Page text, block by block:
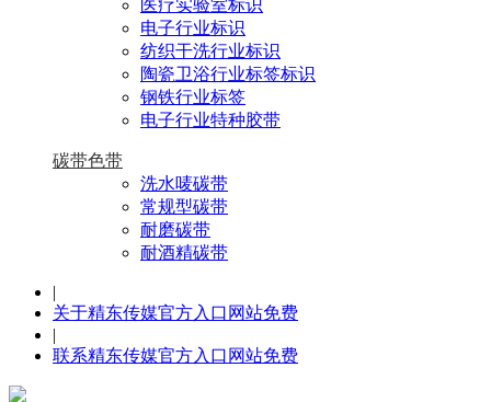
医疗实验室标识
电子行业标识
纺织干洗行业标识
陶瓷卫浴行业标签标识
钢铁行业标签
电子行业特种胶带
碳带色带
洗水唛碳带
常规型碳带
耐磨碳带
耐酒精碳带
|
关于精东传媒官方入口网站免费
|
联系精东传媒官方入口网站免费